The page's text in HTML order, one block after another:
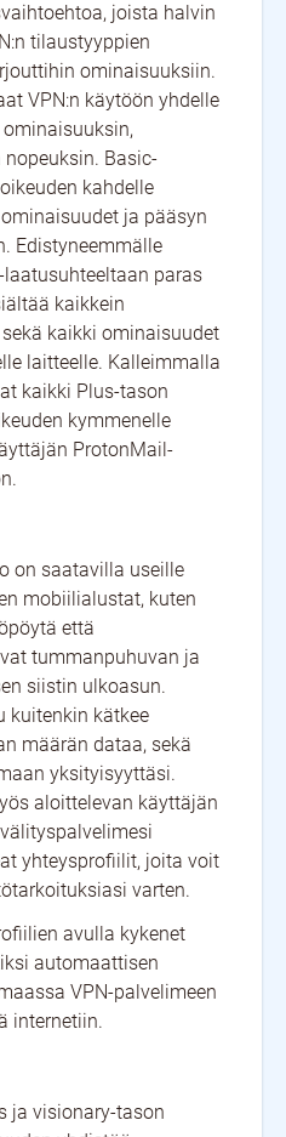
joista halvin
tilaustyyppien
ominaisuuksiin.
VPN:n käytöön yhdelle
Basic-
kahdelle
ja pääsyn
Edistyneemmälle
paras
kaikkein
kaikki ominaisuudet
laitteelle. Kalleimmalla
kaikki Plus-tason
kymmenelle
ProtonMail-
on saatavilla useille
mobiilialustat, kuten
että
tummanpuhuvan ja
siistin ulkoasun.
kuitenkin kätkee
määrän dataa, sekä
yksityisyyttäsi.
aloittelevan käyttäjän
yhteysprofiilit, joita voit
varten.
avulla kykenet
automaattisen
VPN-palvelimeen
internetiin.
ja visionary-tason